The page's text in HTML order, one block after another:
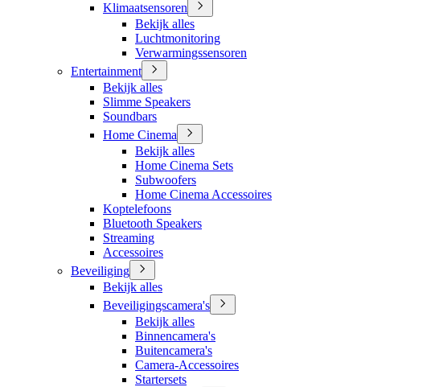
Klimaatsensoren
Bekijk alles
Luchtmonitoring
Verwarmingssensoren
Entertainment
Bekijk alles
Slimme Speakers
Soundbars
Home Cinema
Bekijk alles
Home Cinema Sets
Subwoofers
Home Cinema Accessoires
Koptelefoons
Bluetooth Speakers
Streaming
Accessoires
Beveiliging
Bekijk alles
Beveiligingscamera's
Bekijk alles
Binnencamera's
Buitencamera's
Camera-Accessoires
Startersets